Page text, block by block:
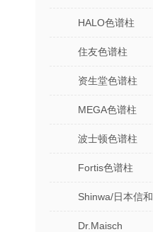
HALO色谱柱
住友色谱柱
资生堂色谱柱
MEGA色谱柱
波士顿色谱柱
Fortis色谱柱
Shinwa/日本信和
Dr.Maisch